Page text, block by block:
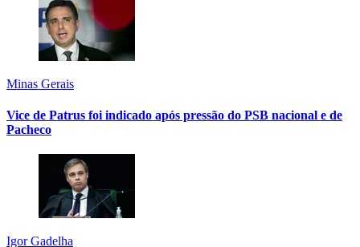
Minas Gerais
Vice de Patrus foi indicado após pressão do PSB nacional e de
Pacheco
Igor Gadelha